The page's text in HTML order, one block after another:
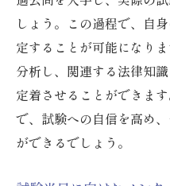
しょう。この過程で、自
定することが可能になり
分析し、関連する法律知
定着させることができま
で、試験への自信を高め
ができるでしょう。